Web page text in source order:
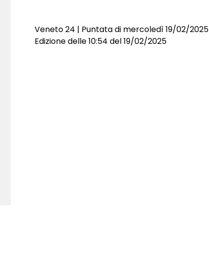
Veneto 24 | Puntata di mercoledì 19/02/2025
Edizione delle 10:54 del 19/02/2025